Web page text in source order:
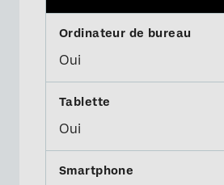
Oui
Oui